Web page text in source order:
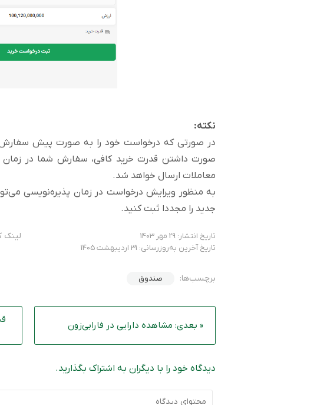
نکته:
در صورتی که درخواست خود را به صورت پیش سفارش
صورت داشتن قدرت خرید کافی، سفارش شما در
معاملات ارسال خواهد شد.
به منظور ویرایش درخواست در زمان پذیره‌نویسی
جدید را مجددا ثبت کنید.
تاریخ انتشار: 29 مهر 1403
تاریخ آخرین به‌روزرسانی: 31 اردیبهشت 1405
لینک
برچسب‌ها: صندوق
« بعدی: مشاهده دارایی در فارابی‌زون
دیدگاه خود را با دیگران به اشتراک بگذارید.